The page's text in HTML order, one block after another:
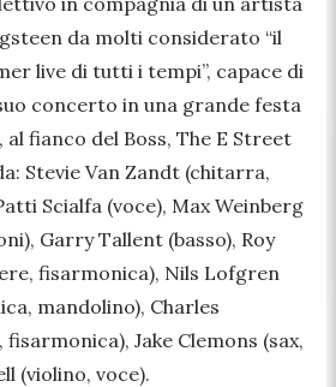
da molti considerato “il
live di tutti i tempi”, capace di
concerto in una grande festa
al fianco del Boss, The E Street
Stevie Van Zandt (chitarra,
Scialfa (voce), Max Weinberg
Garry Tallent (basso), Roy
fisarmonica), Nils Lofgren
mandolino), Charles
Jake Clemons (sax,
(violino, voce).